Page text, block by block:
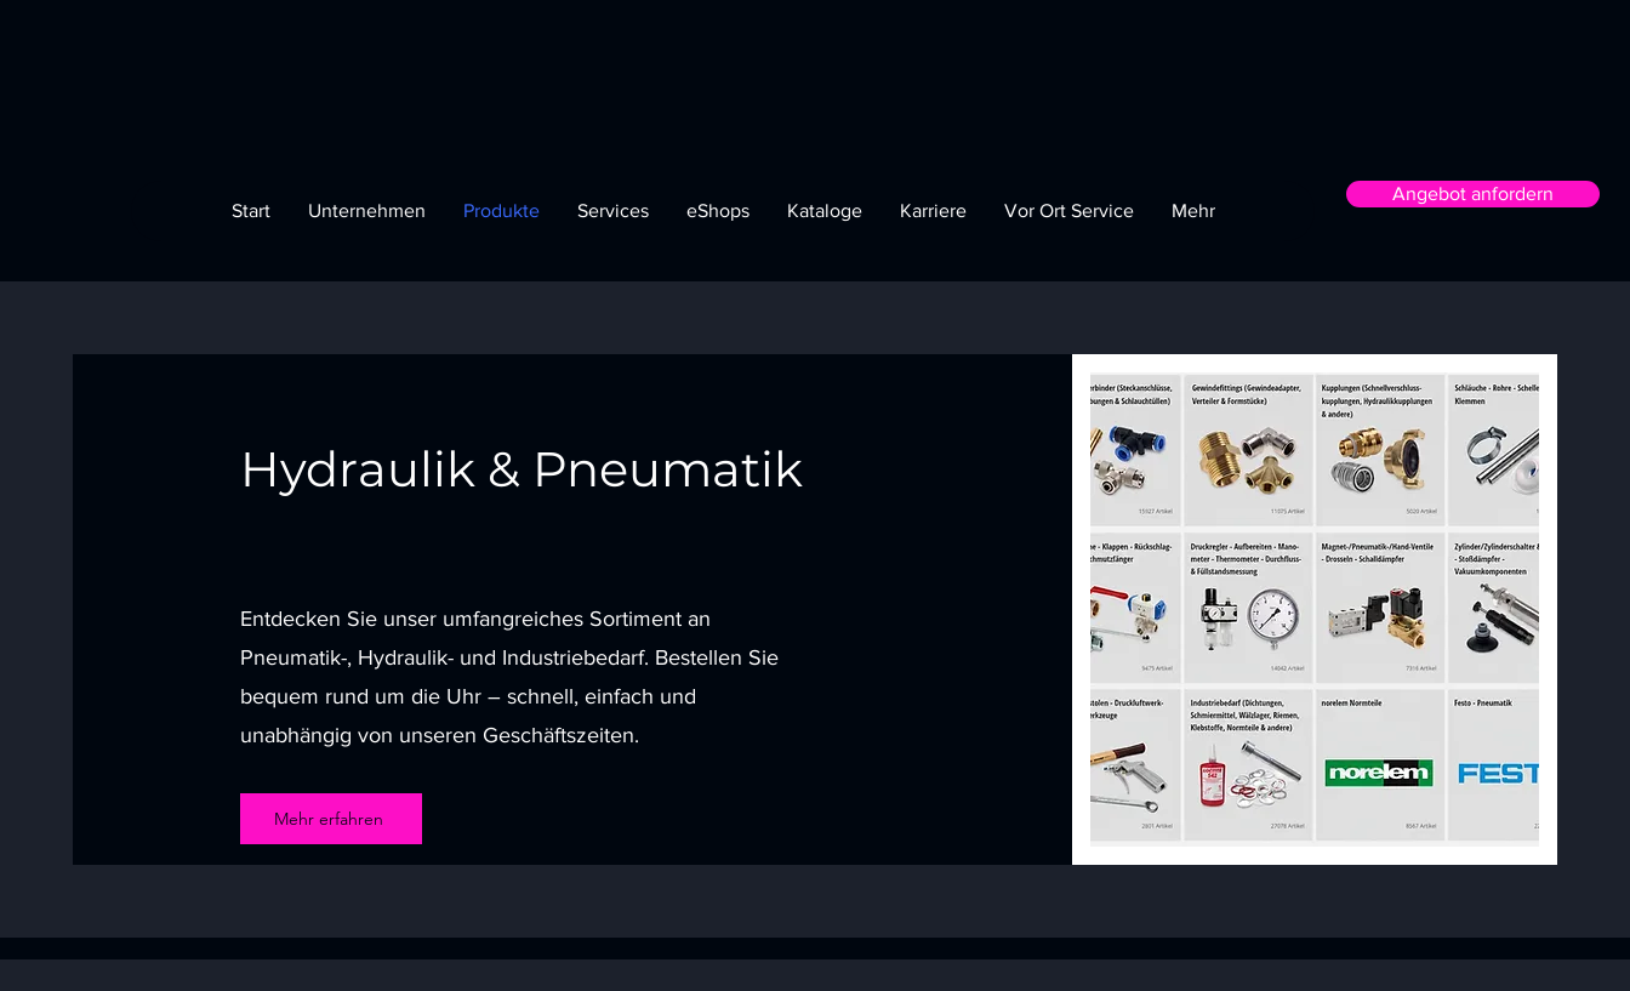
Start Unternehmen Produkte Services eShops Kataloge Karriere Vor Ort Service Mehr
Angebot anfordern
Hydraulik & Pneumatik
Entdecken Sie unser umfangreiches Sortiment an
Pneumatik-, Hydraulik- und Industriebedarf. Bestellen Sie
bequem rund um die Uhr – schnell, einfach und
unabhängig von unseren Geschäftszeiten.
Mehr erfahren